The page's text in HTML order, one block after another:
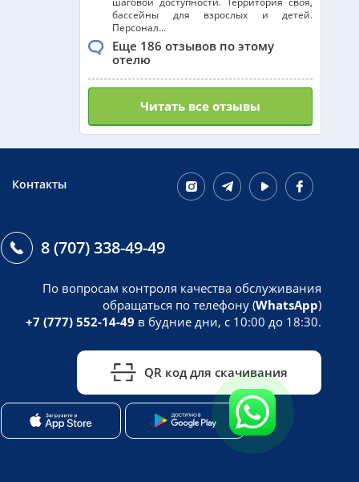
бассейны для взрослых и детей.
Персонал...
Еще 186 отзывов по этому
отелю
Читать все отзывы
Контакты
8 (707) 338-49-49
По вопросам контроля качества обслуживания
обращаться по телефону (WhatsApp)
+7 (777) 552-14-49 в будние дни, с 10:00 до 18:30.
QR код для скачивания